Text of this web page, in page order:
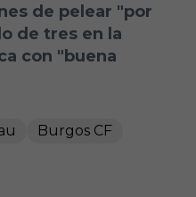
de pelear "por
de tres en la
con "buena
Burgos CF